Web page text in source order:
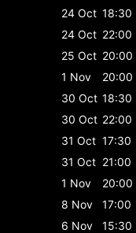
24 Oct 18:30
24 Oct 22:00
25 Oct 20:00
1 Nov
20:00
30 Oct 18:30
30 Oct 22:00
31 Oct 17:30
31 Oct 21:00
1 Nov
20:00
8 Nov
17:00
6 Nov
15:30